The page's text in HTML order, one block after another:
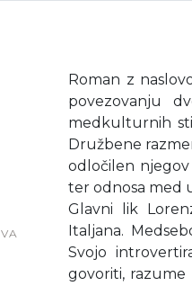
Roman z
povezovanju
medkulturnih
Družbene
odločilen njegov
ter odnosa med
Glavni lik
Italjana.
Svojo
govoriti, razume